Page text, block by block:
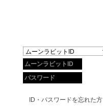
ID・パスワードを忘れた方